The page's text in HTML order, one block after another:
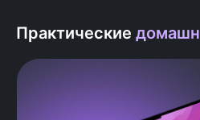
Практические
«АльфаСтрахование», «Лига
Экономики», «ДОМ.РФ», X5
«Транснефть – Технологии»,
«Совкомбанк», Bell Integrator,
Halyk Bank, «ЕСМ-Консалтинг» и